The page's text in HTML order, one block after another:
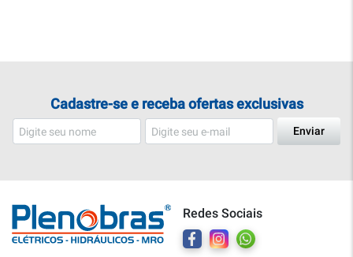
Cadastre-se e receba ofertas exclusivas
Enviar
Redes Sociais